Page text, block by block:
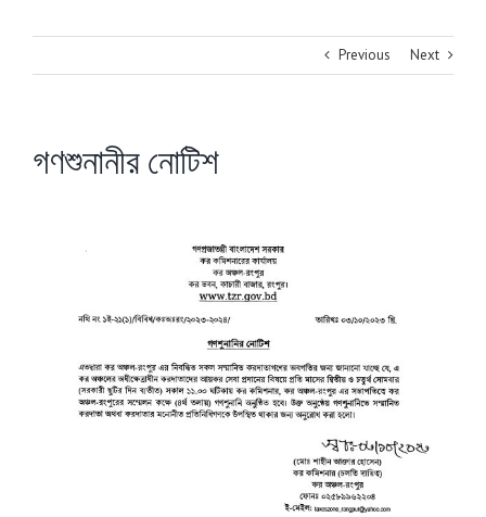
Previous Next
গণশুনানীর নোটিশ